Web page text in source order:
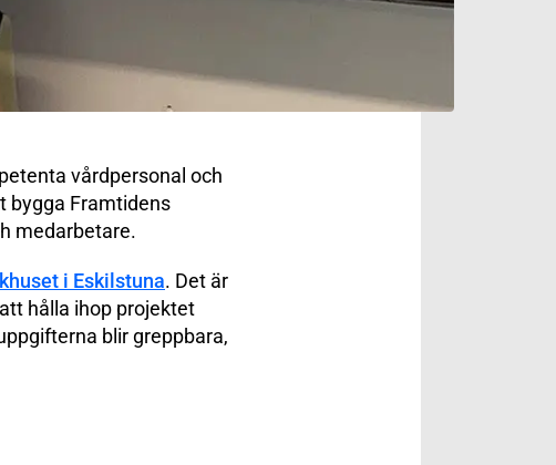
vårdpersonal och
bygga Framtidens
medarbetare.
i Eskilstuna. Det är
hålla ihop projektet
blir greppbara,